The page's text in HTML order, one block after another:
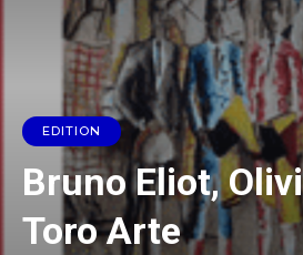
EDITION
Bruno Eliot,
Toro Arte